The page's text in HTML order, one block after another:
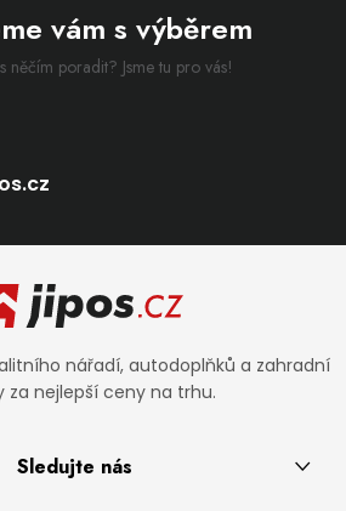
vám s výběrem
něčím poradit? Jsme tu pro vás!
nářadí, autodoplňků a zahradní
za nejlepší ceny na trhu.
Sledujte nás